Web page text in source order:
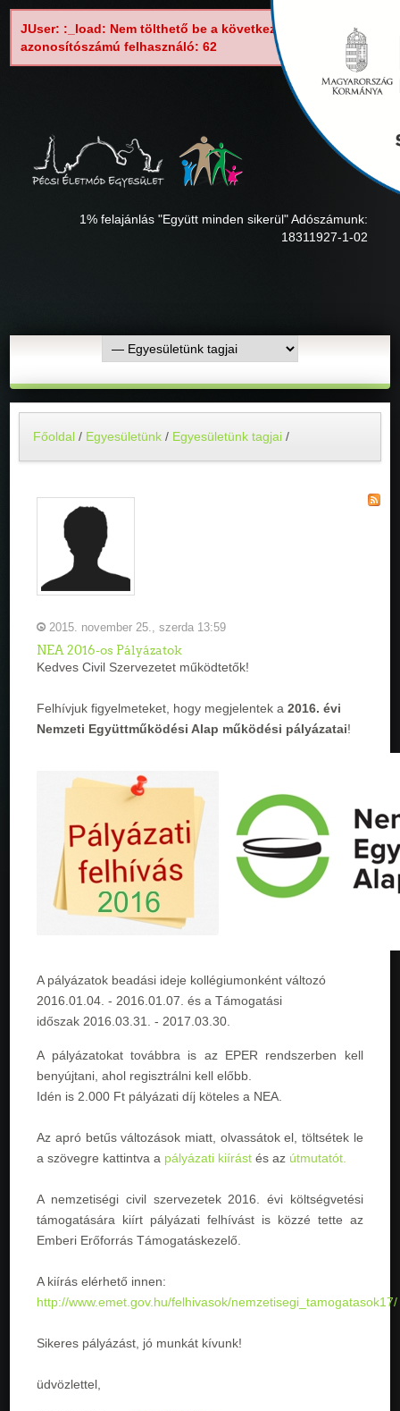
JUser: :_load: Nem tölthető be a következő
azonosítószámú felhasználó: 62
1% felajánlás "Együtt minden sikerül" Adószámunk:
18311927-1-02
Főoldal / Egyesületünk / Egyesületünk tagjai /
2015. november 25., szerda 13:59
NEA 2016-os Pályázatok
Kedves Civil Szervezetet működtetők!
Felhívjuk figyelmeteket, hogy megjelentek a2016. évi
Nemzeti Együttműködési Alap működési pályázatai!
A pályázatok beadási ideje kollégiumonként változó
2016.01.04. - 2016.01.07 . és a Támogatási
időszak 2016.03.31. - 2017.03.30
A pályázatokat továbbra is az EPER rendszerben kell
benyújtani, ahol regisztrálni kell előbb.
Idén is 2.000 Ft pályázati díj köteles a NEA.
Az apró betűs változások miatt, olvassátok el, töltsétek le
a szövegre kattintva a pályázati kiírást és az útmutatót.
A nemzetiségi civil szervezetek 2016. évi költségvetési
támogatására kiírt pályázati felhívást is közzé tette az
Emberi Erőforrás Támogatáskezelő.
A kiírás elérhető innen:
http://www.emet.gov.hu/felhivasok/nemzetisegi_tamogatasok17/
Sikeres pályázást, jó munkát kívunk!
üdvözlettel,